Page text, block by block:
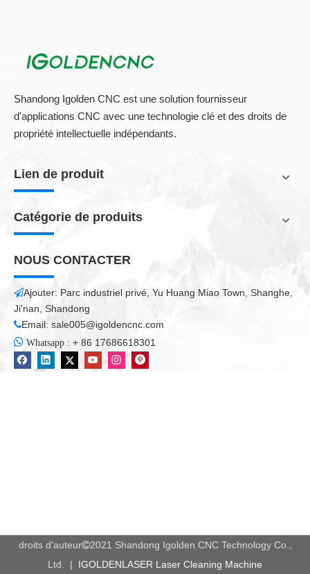
Shandong Igolden CNC est une solution fournisseur
d'applications CNC avec une technologie clé et des droits de
propriété intellectuelle indépendants.
Lien de produit
Catégorie de produits
NOUS CONTACTER
Ajouter: Parc industriel privé, Yu Huang Miao Town, Shanghe,
Ji'nan, Shandong
Email: sale005@igoldencnc.com
 Whatsapp : + 86 17686618301
droits d'auteur2021 Shandong Igolden CNC Technology Co.,
Ltd. |
IGOLDENLASER Laser Cleaning Machine